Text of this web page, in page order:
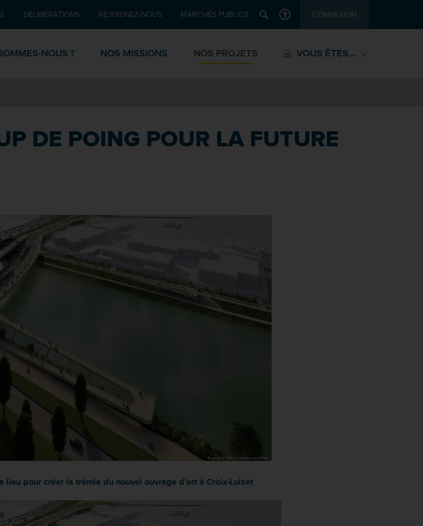
de pageDÉLIBÉRATIONS REJOIGNEZ-NOUS MARCHÉS PUBLICS Recherche
ACCESSIBILITÉCONNEXION
NOUS ? NOS MISSIONS NOS PROJETS VOUS ÊTES...
DE POING POUR LA FUTURE
lieu pour créer la trémie du nouvel ouvrage d'art à Croix-Luizet